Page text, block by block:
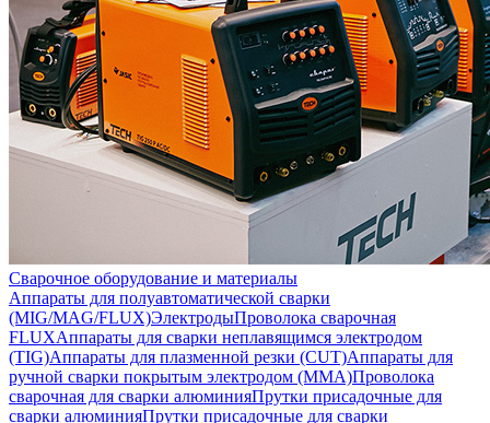
Сварочное оборудование и материалы
Аппараты для полуавтоматической сварки
(MIG/MAG/FLUX)ЭлектродыПроволока сварочная
FLUXАппараты для сварки неплавящимся электродом
(TIG)Аппараты для плазменной резки (CUT)Аппараты для
ручной сварки покрытым электродом (MMA)Проволока
сварочная для сварки алюминияПрутки присадочные для
сварки алюминияПрутки присадочные для сварки